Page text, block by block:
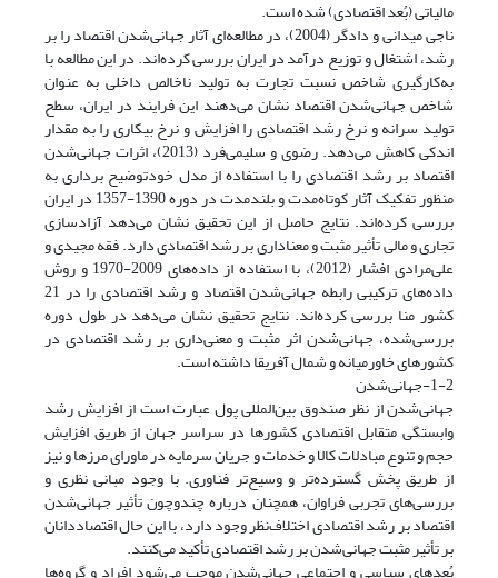
مالیاتی (بُعد اقتصادی) شده است.
ناجی میدانی و دادگر (2004)، در مطالعه‌ای آثار جهانی‌شدن اقتصاد را بر
رشد، اشتغال و توزیع درآمد در ایران بررسی کرده‌اند. در این مطالعه با
به‌کارگیری شاخص نسبت تجارت به تولید ناخالص داخلی به عنوان
شاخص جهانی‌شدن اقتصاد نشان می‌دهند این فرایند در ایران، سطح
تولید سرانه و نرخ رشد اقتصادی را افزایش و نرخ بیکاری را به مقدار
اندکی کاهش می‌دهد. رضوی و سلیمی‌فرد (2013)، اثرات جهانی‌شدن
اقتصاد بر رشد اقتصادی را با استفاده از مدل خود‌توضیح برداری به
منظور تفکیک آثار کوتاه‌مدت و بلندمدت در دوره 1390-1357 در ایران
بررسی کرده‌اند. نتایج حاصل از این تحقیق نشان می‌دهد آزادسازی
تجاری و مالی تأثیر مثبت و معناداری بر رشد اقتصادی دارد. فقه مجیدی و
علی‌مرادی افشار (2012)، با استفاده از داده‌های 2009-1970 و روش
داده‌های ترکیبی رابطه جهانی‌شدن اقتصاد و رشد اقتصادی را در 21
کشور منا بررسی کرده‌اند. نتایج تحقیق نشان می‌دهد در طول دوره
بررسی‌شده، جهانی‌شدن اثر مثبت و معنی‌داری بر رشد اقتصادی در
کشورهای خاورمیانه و شمال آفریقا داشته است.
1-2-جهانی‌شدن
جهانی‌شدن از نظر صندوق بین‌المللی پول عبارت است از افزایش رشد
وابستگی متقابل اقتصادی کشورها در سراسر جهان از طریق افزایش
حجم و تنوع مبادلات کالا و خدمات و جریان سرمایه در ماورای مرزها و نیز
از طریق پخش گسترده‌تر و وسیع‌تر فناوری. با وجود مبانی نظری و
بررسی‌های تجربی فراوان، همچنان درباره چندوچون تأثیر جهانی‌شدن
اقتصاد بر رشد اقتصادی اختلاف‌نظر وجود دارد، با این حال اقتصاددانان
بر تأثیر مثبت جهانی‌شدن بر رشد اقتصادی تأکید می‌کنند.